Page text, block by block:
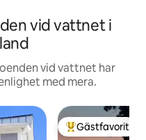
vid vattnet i
vid vattnet har
med mera.
Populär
Gästfavorit